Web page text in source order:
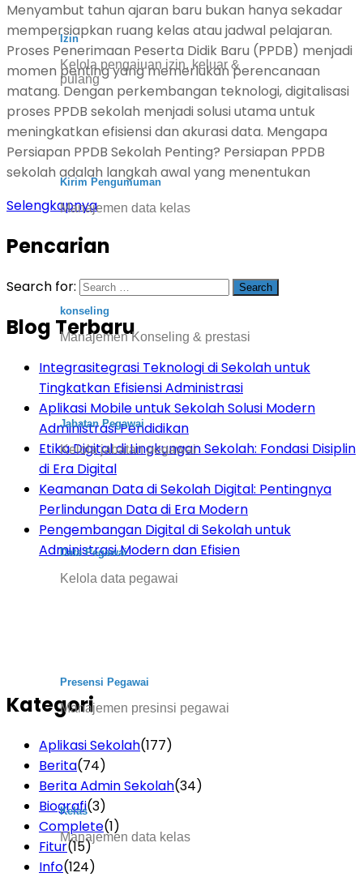
Izin
Kelola pengajuan izin, keluar &
pulang
Kirim Pengumuman
Manajemen data kelas
konseling
Manajemen Konseling & prestasi
Jabatan Pegawai
Kelola jabatan pegawai
Data Pegawai
Kelola data pegawai
Presensi Pegawai
Manajemen presinsi pegawai
Kelas
Manajemen data kelas
Menyambut tahun ajaran baru bukan hanya sekadar
mempersiapkan ruang kelas atau jadwal pelajaran.
Proses Penerimaan Peserta Didik Baru (PPDB) menjadi
momen penting yang memerlukan perencanaan
matang. Dengan perkembangan teknologi, digitalisasi
proses PPDB sekolah menjadi solusi utama untuk
meningkatkan efisiensi dan akurasi data. Mengapa
Persiapan PPDB Sekolah Penting? Persiapan PPDB
sekolah adalah langkah awal yang menentukan
Selengkapnya
Pencarian
Search for:
Blog Terbaru
Integrasitegrasi Teknologi di Sekolah untuk
Tingkatkan Efisiensi Administrasi
Aplikasi Mobile untuk Sekolah Solusi Modern
Administrasi Pendidikan
Etika Digital di Lingkungan Sekolah: Fondasi Disiplin
di Era Digital
Keamanan Data di Sekolah Digital: Pentingnya
Perlindungan Data di Era Modern
Pengembangan Digital di Sekolah untuk
Administrasi Modern dan Efisien
Kategori
Aplikasi Sekolah(177)
Berita(74)
Berita Admin Sekolah(34)
Biografi(3)
Complete(1)
Fitur(15)
Info(124)